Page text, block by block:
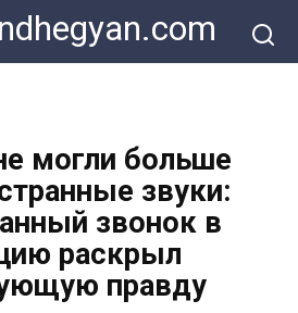
могли больше
звуки:
звонок в
раскрыл
правду